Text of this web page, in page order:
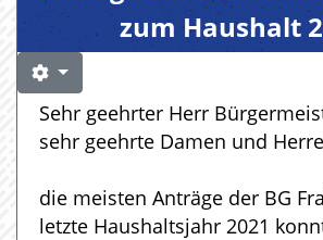
zum Haushalt
Sehr geehrter Herr
sehr geehrte Damen und
die meisten Anträge der BG
letzte Haushaltsjahr 2021